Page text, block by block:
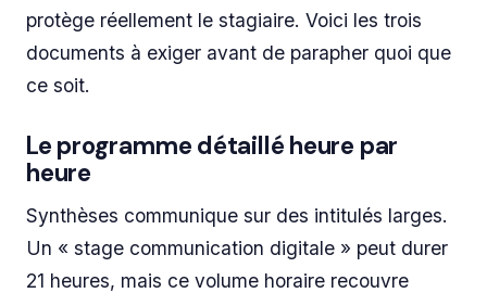
protège réellement le stagiaire. Voici les trois
documents à exiger avant de parapher quoi que
ce soit.
Le programme détaillé heure par
heure
Synthèses communique sur des intitulés larges.
Un « stage communication digitale » peut durer
21 heures, mais ce volume horaire recouvre